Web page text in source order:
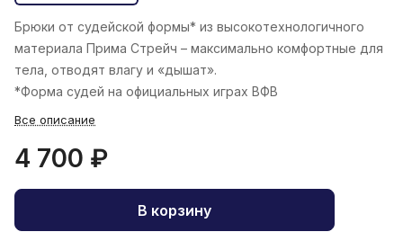
Брюки от судейской формы* из высокотехнологичного
материала Прима Стрейч – максимально комфортные для
тела, отводят влагу и «дышат».
*Форма судей на официальных играх ВФВ
Все описание
4 700 ₽
В корзину